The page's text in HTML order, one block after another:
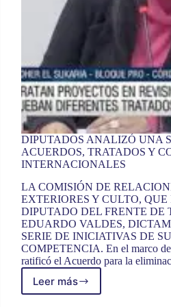
DIPUTADOS ANALIZÓ UNA
ACUERDOS, TRATADOS Y
INTERNACIONALES
LA COMISIÓN DE
EXTERIORES Y CULTO, QUE
DIPUTADO DEL FRENTE DE
EDUARDO VALDES,
SERIE DE INICIATIVAS DE SU
COMPETENCIA. En el marco
ratificó el Acuerdo para la
Leer másDIPUTADOS